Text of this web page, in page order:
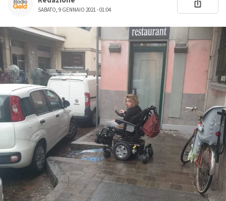
SABATO, 9 GENNAIO 2021 - 01:04